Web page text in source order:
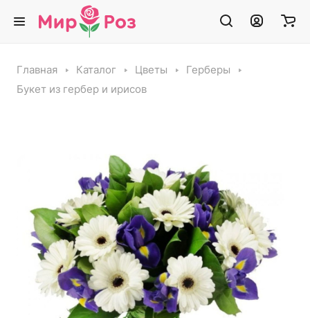
Главная Каталог Цветы
Герберы
Букет из гербер и ирисов